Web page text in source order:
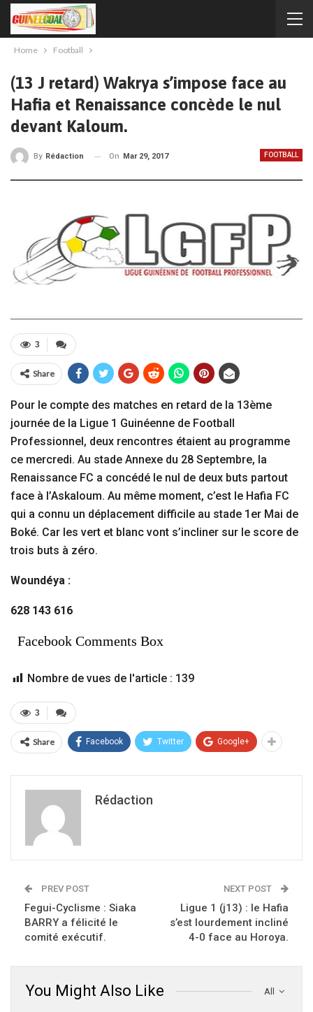
Home Football
(13 J retard) Wakrya s’impose face au
Hafia et Renaissance concède le nul
devant Kaloum.
FOOTBALL
By Rédaction On Mar 29, 2017
3
Share
Pour le compte des matches en retard de la 13ème
journée de la Ligue 1 Guinéenne de Football
Professionnel, deux rencontres étaient au programme
ce mercredi. Au stade Annexe du 28 Septembre, la
Renaissance FC a concédé le nul de deux buts partout
face à l’Askaloum. Au même moment, c’est le Hafia FC
qui a connu un déplacement difficile au stade 1er Mai de
Boké. Car les vert et blanc vont s’incliner sur le score de
trois buts à zéro.
Woundéya :
628 143 616
Facebook Comments Box
Nombre de vues de l'article : 139
3
Share Facebook Twitter Google+
Rédaction
PREV POST
Fegui-Cyclisme : Siaka
BARRY a félicité le
comité exécutif.
NEXT POST
Ligue 1 (j13) : le Hafia
s’est lourdement incliné
4-0 face au Horoya.
All
You Might Also Like